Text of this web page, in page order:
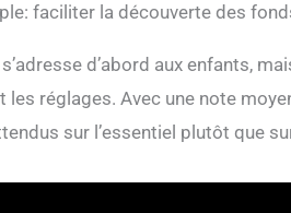
faciliter la découverte des
d’abord aux enfants,
les réglages. Avec une note
sur l’essentiel plutôt que